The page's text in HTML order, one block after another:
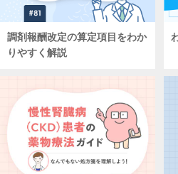
調剤報酬改定の算定項目をわか
りやすく解説